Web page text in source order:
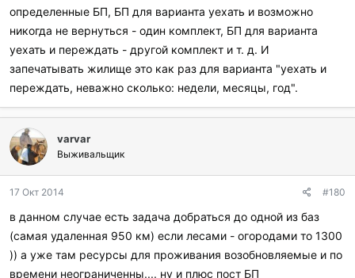
определенные БП, БП для варианта уехать и возможно
никогда не вернуться - один комплект, БП для варианта
уехать и переждать - другой комплект и т. д. И
запечатывать жилище это как раз для варианта "уехать и
переждать, неважно сколько: недели, месяцы, год".
varvar
Выживальщик
17 Окт 2014 #180
в данном случае есть задача добраться до одной из баз
(самая удаленная 950 км) если лесами - огородами то 1300
)) а уже там ресурсы для проживания возобновляемые и по
времени неограниченны.... ну и плюс пост БП